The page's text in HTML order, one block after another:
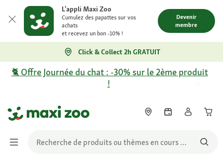
L'appli Maxi Zoo
Cumulez des papattes sur vos
achats
et recevez un bon -10% !
Devenir
membre
Click & Collect 2h GRATUIT
🐈 Offre Journée du chat : -30% sur le 2ème produit
!